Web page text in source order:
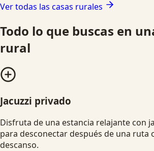
Ver todas las casas rurales
Todo lo que buscas en
rural
Jacuzzi privado
Disfruta de una estancia relajante con
para desconectar después de una ruta
descanso.